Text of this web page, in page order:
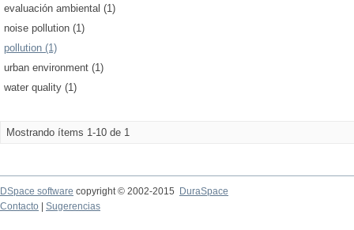
evaluación ambiental (1)
noise pollution (1)
pollution (1)
urban environment (1)
water quality (1)
Mostrando ítems 1-10 de 1
DSpace software copyright © 2002-2015
DuraSpace
Contacto
Sugerencias